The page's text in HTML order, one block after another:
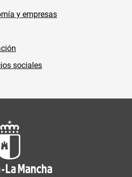
y empresas
sociales